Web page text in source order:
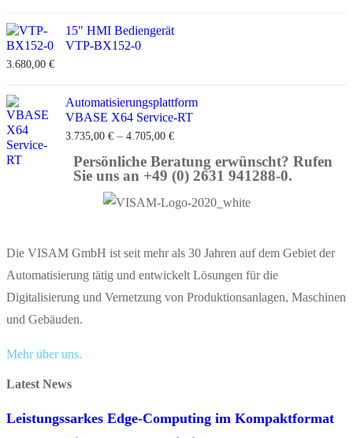
15" HMI Bediengerät
VTP-BX152-0
3.680,00 €
Automatisierungsplattform
VBASE X64 Service-RT
3.735,00 € – 4.705,00 €
Persönliche Beratung erwünscht? Rufen
Sie uns an +49 (0) 2631 941288-0.
Die VISAM GmbH ist seit mehr als 30 Jahren auf dem Gebiet der
Automatisierung tätig und entwickelt Lösungen für die
Digitalisierung und Vernetzung von Produktionsanlagen, Maschinen
und Gebäuden.
Mehr über uns.
Latest News
Leistungssarkes Edge-Computing im Kompaktformat